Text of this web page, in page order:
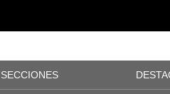
SECCIONES